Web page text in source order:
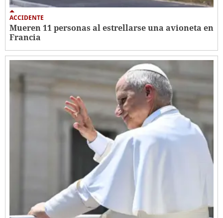
ACCIDENTE
Mueren 11 personas al estrellarse una avioneta en
Francia